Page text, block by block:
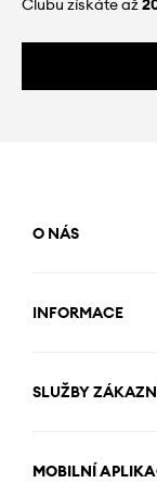
Clubu získáte až
O NÁS
INFORMACE
SLUŽBY
MOBILNÍ